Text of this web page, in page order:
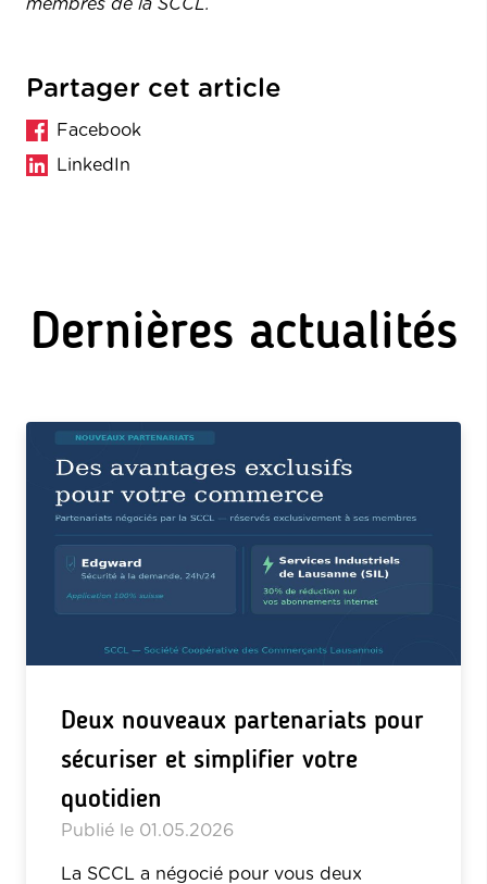
membres de la SCCL.
Partager cet article
Facebook
LinkedIn
Dernières actualités
Deux nouveaux partenariats pour
sécuriser et simplifier votre
quotidien
Publié le 01.05.2026
La SCCL a négocié pour vous deux